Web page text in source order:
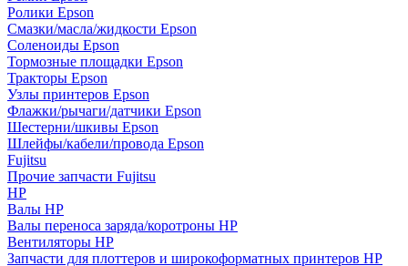
Ролики Epson
Смазки/масла/жидкости Epson
Соленоиды Epson
Тормозные площадки Epson
Тракторы Epson
Узлы принтеров Epson
Флажки/рычаги/датчики Epson
Шестерни/шкивы Epson
Шлейфы/кабели/провода Epson
Fujitsu
Прочие запчасти Fujitsu
HP
Валы HP
Валы переноса заряда/коротроны HP
Вентиляторы HP
Запчасти для плоттеров и широкоформатных принтеров HP